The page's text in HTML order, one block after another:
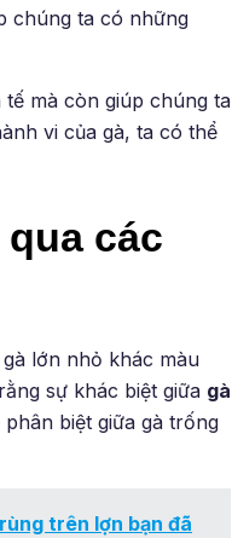
chúng ta có những
mà còn giúp chúng ta
vi của gà, ta có thể
các
lớn nhỏ khác màu
sự khác biệt giữa gà
biệt giữa gà trống
trên lợn bạn đã